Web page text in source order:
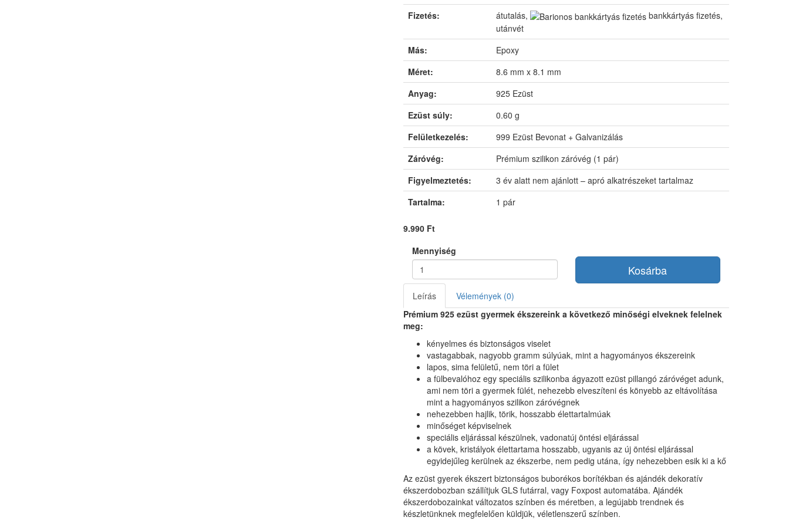
Fizetés:
átutalás,
bankkártyás fizetés,
utánvét
Más:
Epoxy
Méret:
8.6 mm x 8.1 mm
Anyag:
925 Ezüst
Ezüst súly:
0.60 g
Felületkezelés:
999 Ezüst Bevonat + Galvanizálás
Záróvég:
Prémium szilikon záróvég (1 pár)
Figyelmeztetés:
3 év alatt nem ajánlott – apró alkatrészeket tartalmaz
Tartalma:
1 pár
9.990 Ft
Mennyiség
Kosárba
Leírás
Vélemények (0)
Prémium 925 ezüst gyermek ékszereink a következő minőségi elveknek felelnek
meg:
kényelmes és biztonságos viselet
vastagabbak, nagyobb gramm súlyúak, mint a hagyományos ékszereink
lapos, sima felületű, nem töri a fület
a fülbevalóhoz egy speciális szilikonba ágyazott ezüst pillangó záróvéget adunk,
ami nem töri a gyermek fülét, nehezebb elveszíteni és könyebb az eltávolítása
mint a hagyományos szilikon záróvégnek
nehezebben hajlik, törik, hosszabb élettartalmúak
minőséget képviselnek
speciális eljárással készülnek, vadonatúj öntési eljárással
a kövek, kristályok élettartama hosszabb, ugyanis az új öntési eljárással
egyidejűleg kerülnek az ékszerbe, nem pedig utána, így nehezebben esik ki a kő
Az ezüst gyerek ékszert biztonságos buborékos borítékban és ajándék dekoratív
ékszerdobozban szállítjuk GLS futárral, vagy Foxpost automatába. Ajándék
ékszerdobozainkat változatos színben és méretben, a legújabb trendnek és
készletünknek megfelelően küldjük, véletlenszerű színben.